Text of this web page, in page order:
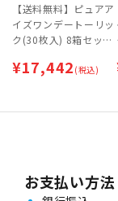
【送料無料】ピュアア
イズワンデートーリッ
ク(30枚入) 8箱セット
ンズ | ワンデー
¥17,442 (税込)
お支払い方法